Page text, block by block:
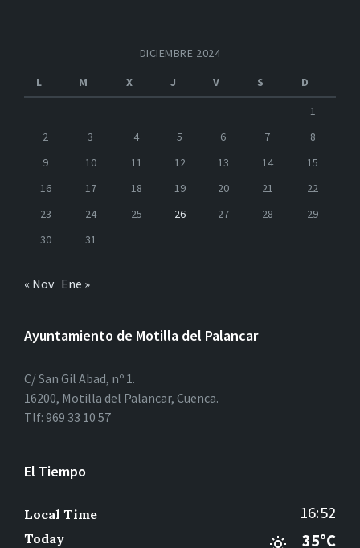
DICIEMBRE 2024
L
M X J V S
D
1
2
3 4 5 6 7
8
9
10 11 12 13 14
15
16
17 18 19 20 21
22
23
24 25 26 27 28
29
30
31
« Nov Ene »
Ayuntamiento de Motilla del Palancar
C/ San Gil Abad, nº 1.
16200, Motilla del Palancar, Cuenca.
Tlf: 969 33 10 57
El Tiempo
Local Time 16:52
Today 35°C